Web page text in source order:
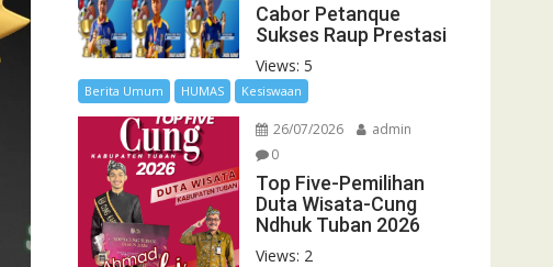
Cabor Petanque
Sukses Raup Prestasi
Views: 5
Berita Umum HUMAS Kesiswaan
26/07/2026
admin
0
Top Five-Pemilihan
Duta Wisata-Cung
Ndhuk Tuban 2026
Views: 2